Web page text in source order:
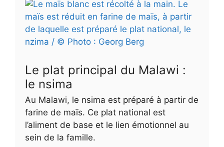
Le plat principal du Malawi :
le nsima
Au Malawi, le nsima est préparé à partir de
farine de maïs. Ce plat national est
l’aliment de base et le lien émotionnel au
sein de la famille.